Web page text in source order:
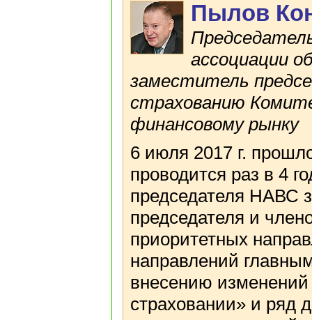
Пылов
ассоциации
заместитель
страхованию
финансовому рынку
6 июля 2017 г.
проводится раз в 4
председателя НАВС
председателя и
приоритетных
направлений
внесению
страховании» и ряд